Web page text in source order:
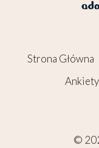
Strona Główna
Ankiety
©